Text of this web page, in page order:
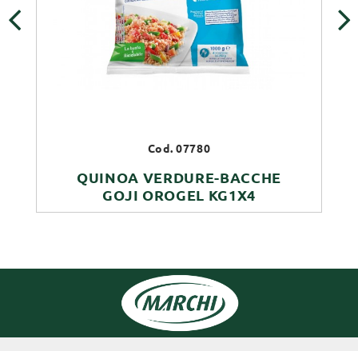
Cod. 07780
QUINOA VERDURE-BACCHE
GOJI OROGEL KG1X4